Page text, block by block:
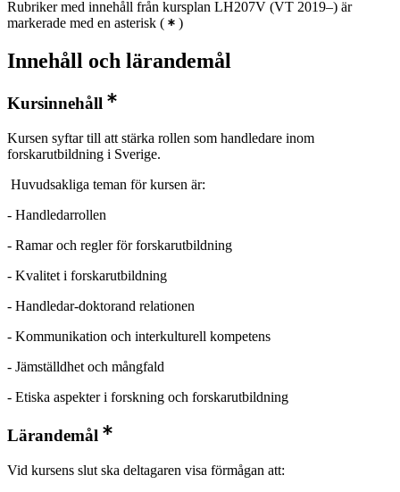
Rubriker med innehåll från kursplan LH207V (VT 2019–) är
markerade med en asterisk ( )
Innehåll och lärandemål
Kursinnehåll
Kursen syftar till att stärka rollen som handledare inom
forskarutbildning i Sverige.
Huvudsakliga teman för kursen är:
- Handledarrollen
- Ramar och regler för forskarutbildning
- Kvalitet i forskarutbildning
- Handledar-doktorand relationen
- Kommunikation och interkulturell kompetens
- Jämställdhet och mångfald
- Etiska aspekter i forskning och forskarutbildning
Lärandemål
Vid kursens slut ska deltagaren visa förmågan att: